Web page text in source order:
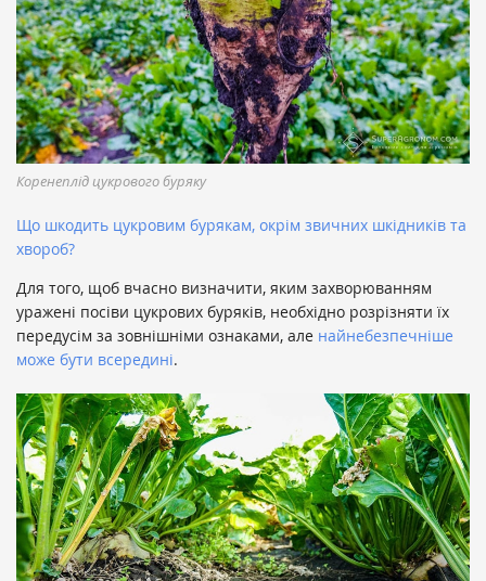
Коренеплід цукрового буряку
Що шкодить цукровим бурякам, окрім звичних шкідників та
хвороб?
Для того, щоб вчасно визначити, яким захворюванням
уражені посіви цукрових буряків, необхідно розрізняти їх
передусім за зовнішніми ознаками, але найнебезпечніше
може бути всередині.